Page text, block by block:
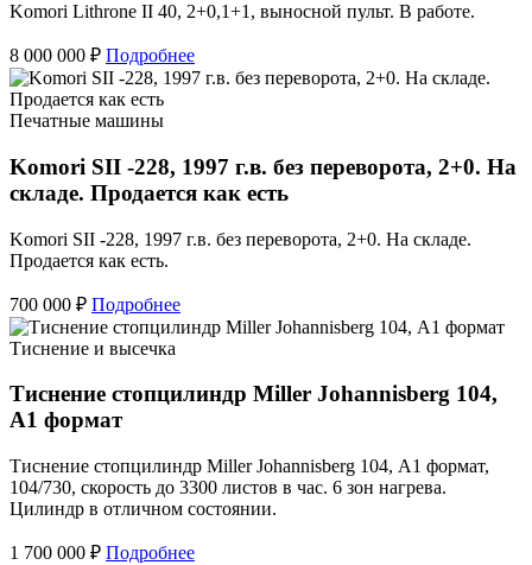
Komori Lithrone II 40, 2+0,1+1, выносной пульт. В работе.
8 000 000 ₽ Подробнее
Печатные машины
Komori SII -228, 1997 г.в. без переворота, 2+0. На
складе. Продается как есть
Komori SII -228, 1997 г.в. без переворота, 2+0. На складе.
Продается как есть.
700 000 ₽ Подробнее
Тиснение и высечка
Тиснение стопцилиндр Miller Johannisberg 104,
А1 формат
Тиснение стопцилиндр Miller Johannisberg 104, А1 формат,
104/730, скорость до 3300 листов в час. 6 зон нагрева.
Цилиндр в отличном состоянии.
1 700 000 ₽ Подробнее